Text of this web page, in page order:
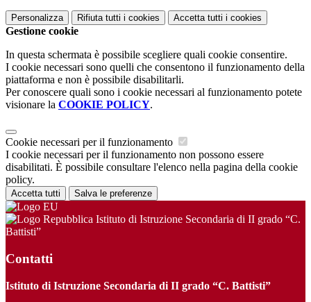
Personalizza Rifiuta tutti i cookies Accetta tutti i cookies
Gestione cookie
In questa schermata è possibile scegliere quali cookie consentire.
I cookie necessari sono quelli che consentono il funzionamento della
piattaforma e non è possibile disabilitarli.
Per conoscere quali sono i cookie necessari al funzionamento potete
visionare la COOKIE POLICY.
Cookie necessari per il funzionamento
I cookie necessari per il funzionamento non possono essere
disabilitati. È possibile consultare l'elenco nella pagina della cookie
policy.
Accetta tutti Salva le preferenze
Istituto di Istruzione Secondaria di II grado “C.
Battisti”
Contatti
Istituto di Istruzione Secondaria di II grado “C. Battisti”